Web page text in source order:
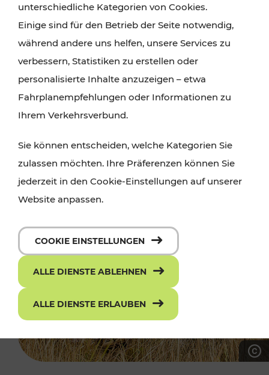
Radtouren oder purer Naturgenuss – viele
Attraktionen sind mit den Ticket- und Fahrplan-
Angeboten des VOR gut und schnell erreichbar.
unterschiedliche Kategorien von Cookies.
Einige sind für den Betrieb der Seite notwendig,
während andere uns helfen, unsere Services zu
verbessern, Statistiken zu erstellen oder
personalisierte Inhalte anzuzeigen – etwa
Fahrplanempfehlungen oder Informationen zu
Ihrem Verkehrsverbund.
Sie können entscheiden, welche Kategorien Sie
zulassen möchten. Ihre Präferenzen können Sie
jederzeit in den Cookie-Einstellungen auf unserer
Website anpassen.
COOKIE EINSTELLUNGEN
ALLE DIENSTE ABLEHNEN
ALLE DIENSTE ERLAUBEN